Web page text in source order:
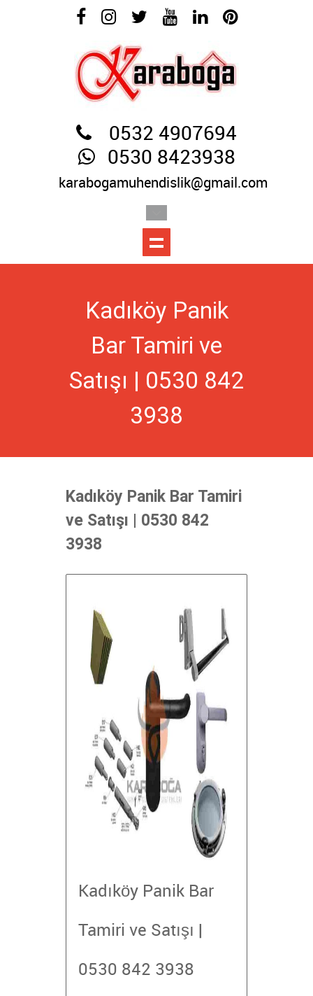
0532 4907694
0530 8423938
karabogamuhendislik@gmail.com
Kadıköy Panik
Bar Tamiri ve
Satışı | 0530 842
3938
Kadıköy Panik Bar Tamiri
ve Satışı | 0530 842
3938
Kadıköy Panik Bar
Tamiri ve Satışı |
0530 842 3938